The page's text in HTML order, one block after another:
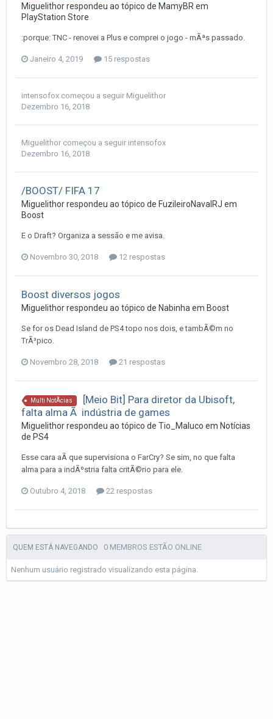
Miguelithorrespondeu ao tópico de MamyBR em
PlayStation Store
:porque: TNC - renovei a Plus e comprei o jogo - mÃªs passado.
Janeiro 4, 2019 15 respostas
intensofox começou a seguir Miguelithor
Dezembro 16, 2018
Miguelithor começou a seguir intensofox
Dezembro 16, 2018
/BOOST/ FIFA 17
Miguelithorrespondeu ao tópico de FuzileiroNavalRJ em
Boost
E o Draft? Organiza a sessão e me avisa.
Novembro 30, 2018 12 respostas
Boost diversos jogos
Miguelithorrespondeu ao tópico de Nabinha em Boost
Se for os Dead Island de PS4 topo nos dois, e tambÃ©m no
TrÃ³pico.
Novembro 28, 2018 21 respostas
Multi NotÃ­cias
[Meio Bit] Para diretor da Ubisoft,
falta alma Ã indústria de games
Miguelithorrespondeu ao tópico de Tio_Maluco em Notí­cias
de PS4
Esse cara aÃ­ que supervisiona o FarCry? Se sim, no que falta
alma para a indÃºstria falta critÃ©rio para ele.
Outubro 4, 2018 22 respostas
QUEM ESTÁ NAVEGANDO 0 MEMBROS ESTÃO ONLINE
Nenhum usuário registrado visualizando esta página.